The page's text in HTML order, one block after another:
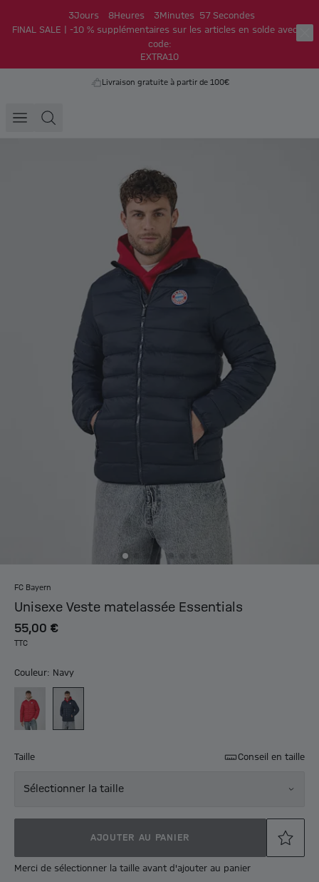
3Jours 8Heures 3 Minutes 56 Secondes
FINAL SALE | -10 % supplémentaires sur les articles en solde avec le
code:
EXTRA10
Livraison gratuite à partir de 100€
FC Bayern
Unisexe Veste matelassée Essentials
55,00 €
TTC
Couleur: Navy
Taille Conseil en taille
Sélectionner la taille
AJOUTER AU PANIER
Merci de sélectionner la taille avant d'ajouter au panier